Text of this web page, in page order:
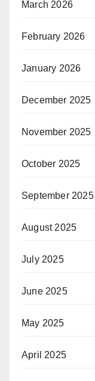
March 2026
February 2026
January 2026
December 2025
November 2025
October 2025
September 2025
August 2025
July 2025
June 2025
May 2025
April 2025